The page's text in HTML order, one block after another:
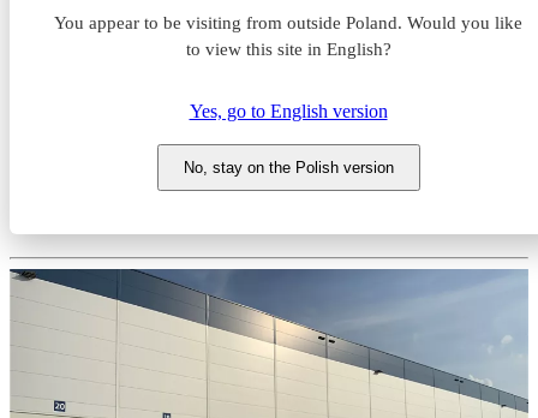
You appear to be visiting from outside Poland. Would you like
to view this site in English?
Yes, go to English version
No, stay on the Polish version
Świdnik
Panattoni Park Lublin V
Magazyn do wynajęcia
Panattoni Park Lublin V